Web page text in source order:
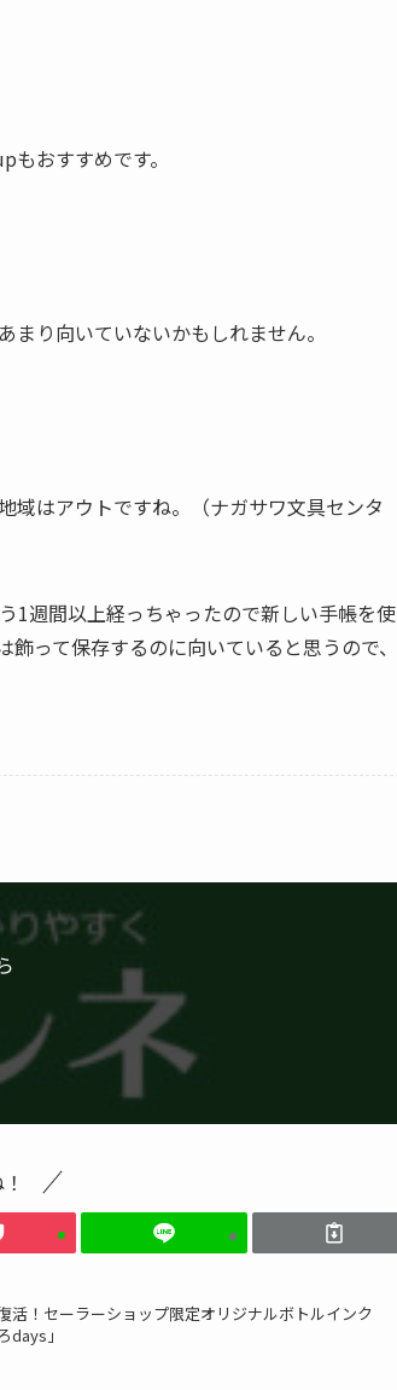
おすすめです。
り向いていないかもしれません。
域はアウトですね。（ナガサワ文具センタ
1週間以上経っちゃったので新しい手帳を使
って保存するのに向いていると思うので、
活！セーラーショップ限定オリジナルボトルインク
days」